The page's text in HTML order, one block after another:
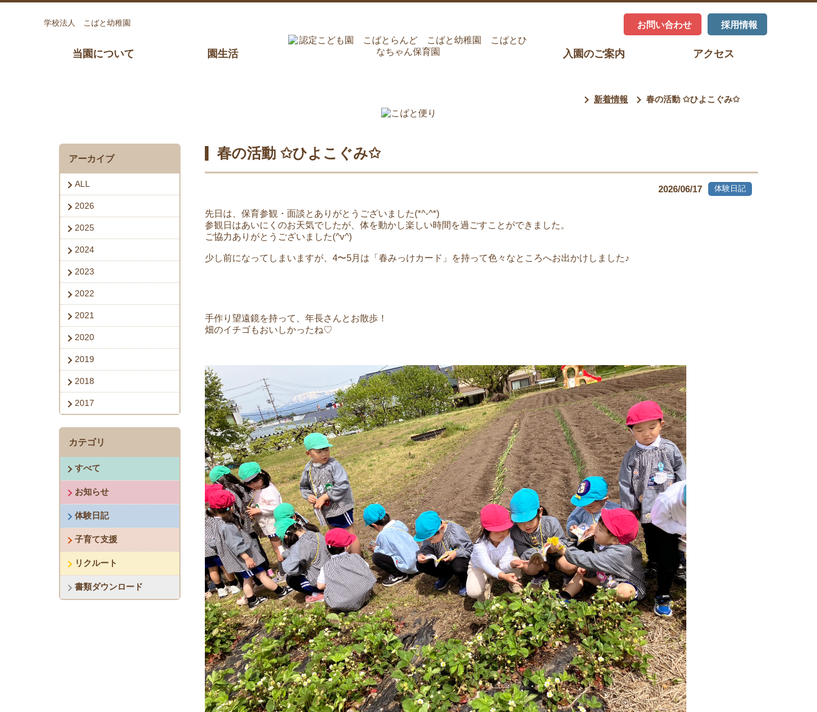
学校法人 こばと幼稚園 お問い合わせ 採用情報
当園について 園生活 入園のご案内 アクセス
新着情報 春の活動 ✩ひよこぐみ✩
アーカイブ
ALL
2026
2025
2024
2023
2022
2021
2020
2019
2018
2017
カテゴリ
すべて
お知らせ
体験日記
子育て支援
リクルート
書類ダウンロード
春の活動 ✩ひよこぐみ✩
2026/06/17 体験日記
先日は、保育参観・面談とありがとうございました(*^-^*)
参観日はあいにくのお天気でしたが、体を動かし楽しい時間を過ごすことができました。
ご協力ありがとうございました(^v^)
少し前になってしまいますが、4〜5月は「春みっけカード」を持って色々なところへお出かけしました♪
手作り望遠鏡を持って、年長さんとお散歩！
畑のイチゴもおいしかったね♡